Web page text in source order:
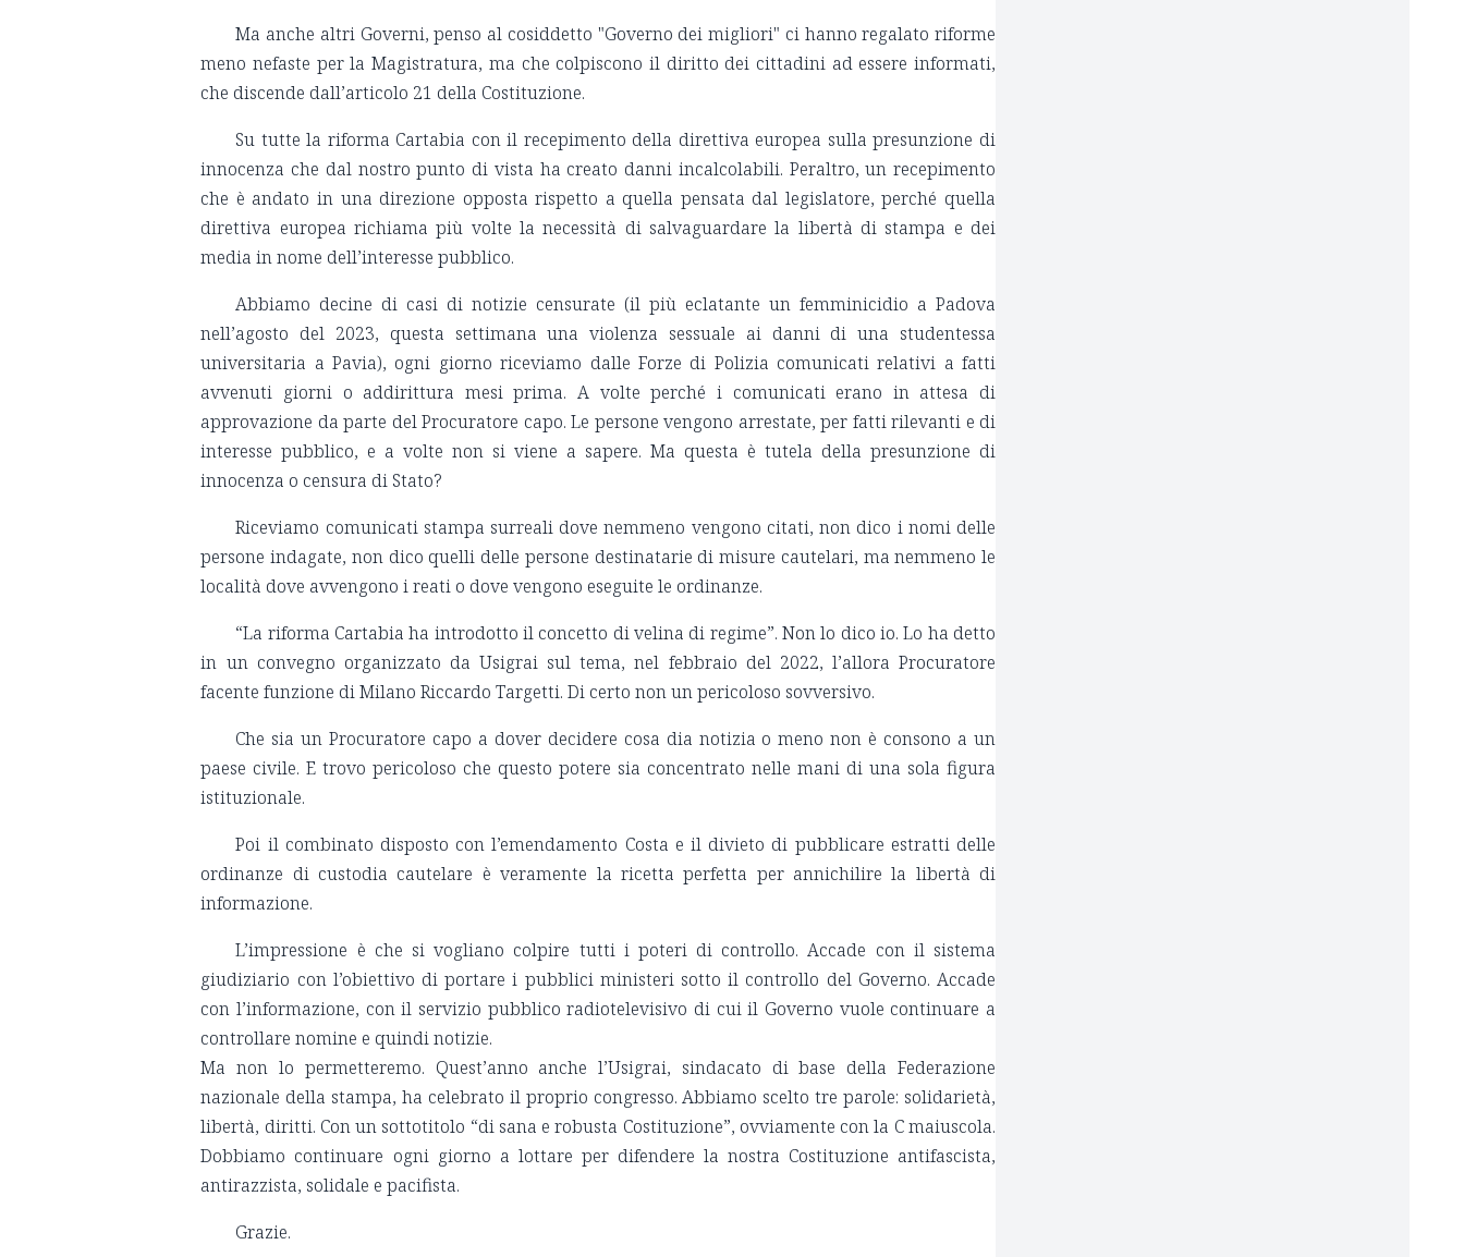
Ma anche altri Governi, penso al cosiddetto "Governo dei migliori" ci hanno regalato riforme
meno nefaste per la Magistratura, ma che colpiscono il diritto dei cittadini ad essere informati,
che discende dall’articolo 21 della Costituzione.
Su tutte la riforma Cartabia con il recepimento della direttiva europea sulla presunzione di
innocenza che dal nostro punto di vista ha creato danni incalcolabili. Peraltro, un recepimento
che è andato in una direzione opposta rispetto a quella pensata dal legislatore, perché quella
direttiva europea richiama più volte la necessità di salvaguardare la libertà di stampa e dei
media in nome dell’interesse pubblico.
Abbiamo decine di casi di notizie censurate (il più eclatante un femminicidio a Padova
nell’agosto del 2023, questa settimana una violenza sessuale ai danni di una studentessa
universitaria a Pavia), ogni giorno riceviamo dalle Forze di Polizia comunicati relativi a fatti
avvenuti giorni o addirittura mesi prima. A volte perché i comunicati erano in attesa di
approvazione da parte del Procuratore capo. Le persone vengono arrestate, per fatti rilevanti e di
interesse pubblico, e a volte non si viene a sapere. Ma questa è tutela della presunzione di
innocenza o censura di Stato?
Riceviamo comunicati stampa surreali dove nemmeno vengono citati, non dico i nomi delle
persone indagate, non dico quelli delle persone destinatarie di misure cautelari, ma nemmeno le
località dove avvengono i reati o dove vengono eseguite le ordinanze.
“La riforma Cartabia ha introdotto il concetto di velina di regime”. Non lo dico io. Lo ha detto
in un convegno organizzato da Usigrai sul tema, nel febbraio del 2022, l’allora Procuratore
facente funzione di Milano Riccardo Targetti. Di certo non un pericoloso sovversivo.
Che sia un Procuratore capo a dover decidere cosa dia notizia o meno non è consono a un
paese civile. E trovo pericoloso che questo potere sia concentrato nelle mani di una sola figura
istituzionale.
Poi il combinato disposto con l’emendamento Costa e il divieto di pubblicare estratti delle
ordinanze di custodia cautelare è veramente la ricetta perfetta per annichilire la libertà di
informazione.
L’impressione è che si vogliano colpire tutti i poteri di controllo. Accade con il sistema
giudiziario con l’obiettivo di portare i pubblici ministeri sotto il controllo del Governo. Accade
con l’informazione, con il servizio pubblico radiotelevisivo di cui il Governo vuole continuare a
controllare nomine e quindi notizie.
Ma non lo permetteremo. Quest’anno anche l’Usigrai, sindacato di base della Federazione
nazionale della stampa, ha celebrato il proprio congresso. Abbiamo scelto tre parole: solidarietà,
libertà, diritti. Con un sottotitolo “di sana e robusta Costituzione”, ovviamente con la C maiuscola.
Dobbiamo continuare ogni giorno a lottare per difendere la nostra Costituzione antifascista,
antirazzista, solidale e pacifista.
Grazie.